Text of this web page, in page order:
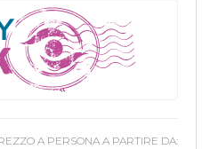
A PERSONA A PARTIRE DA: